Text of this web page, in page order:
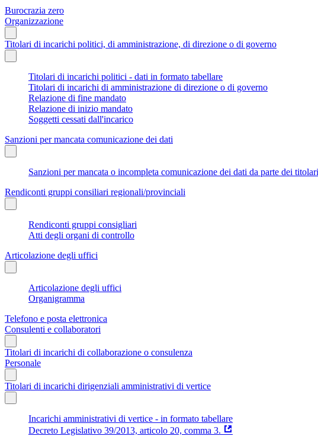
Burocrazia zero
Organizzazione
Titolari di incarichi politici, di amministrazione, di direzione o di governo
Titolari di incarichi politici - dati in formato tabellare
Titolari di incarichi di amministrazione di direzione o di governo
Relazione di fine mandato
Relazione di inizio mandato
Soggetti cessati dall'incarico
Sanzioni per mancata comunicazione dei dati
Sanzioni per mancata o incompleta comunicazione dei dati da parte dei
Rendiconti gruppi consiliari regionali/provinciali
Rendiconti gruppi consigliari
Atti degli organi di controllo
Articolazione degli uffici
Articolazione degli uffici
Organigramma
Telefono e posta elettronica
Consulenti e collaboratori
Titolari di incarichi di collaborazione o consulenza
Personale
Titolari di incarichi dirigenziali amministrativi di vertice
Incarichi amministrativi di vertice - in formato tabellare
Decreto Legislativo 39/2013, articolo 20, comma 3.